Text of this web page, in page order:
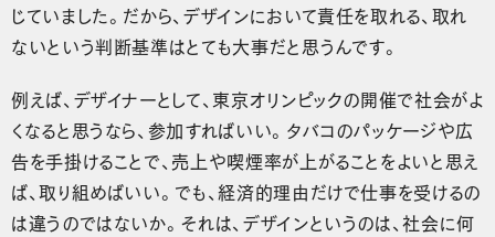
じていました。だから、デザインにおいて責任を取れる、取れ
ないという判断基準はとても大事だと思うんです。
例えば、デザイナーとして、東京オリンピックの開催で社会がよ
くなると思うなら、参加すればいい。タバコのパッケージや広
告を手掛けることで、売上や喫煙率が上がることをよいと思え
ば、取り組めばいい。でも、経済的理由だけで仕事を受けるの
は違うのではないか。それは、デザインというのは、社会に何